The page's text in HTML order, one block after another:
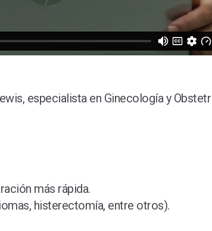
especialista en Ginecología y
más rápida.
histerectomía, entre otros).